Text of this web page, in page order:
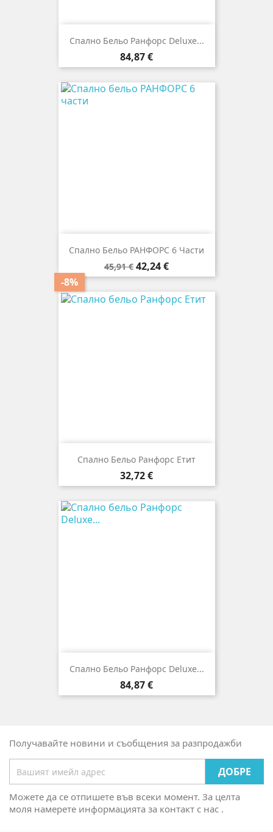
Спално Бельо Ранфорс Deluxe...
Цена
84,87 €
Спално Бельо РАНФОРС 6 Части
Редовна
цена
45,91 €
-8%
Цена
42,24 €
Спално Бельо Ранфорс Етит
Цена
32,72 €
Спално Бельо Ранфорс Deluxe...
Цена
84,87 €
Получавайте новини и съобщения за разпродажби
Можете да се отпишете във всеки момент. За целта
моля намерете информацията за контакт с нас .